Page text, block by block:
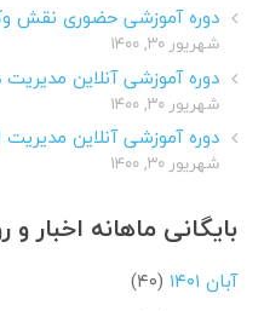
دوره آموزشی حضوری نقش
شهریور ۳۰, ۱۴۰۰
دوره آموزشی آنلاین
شهریور ۳۰, ۱۴۰۰
دوره آموزشی آنلاین مدیریت
شهریور ۳۰, ۱۴۰۰
بایگانی ماهانه اخبار و
آبان ۱۴۰۱
(۴۰)